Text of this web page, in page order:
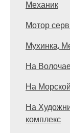
Механик
Мотор
Мухинка,
На
На
На
комплекс